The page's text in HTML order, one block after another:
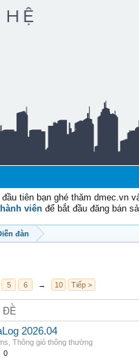
đầu tiên bạn ghé thăm dmec.vn
viên để bắt đầu đăng bán
đàn
5 6 → 10 Tiếp >
ĐỀ
2026.04
Thông gió thông thường
0